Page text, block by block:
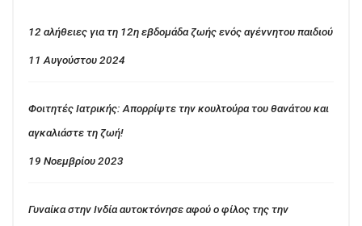
12 αλήθειες για τη 12η εβδομάδα ζωής ενός αγέννητου παιδιού
11 Αυγούστου 2024
Φοιτητές Ιατρικής: Απορρίψτε την κουλτούρα του θανάτου και
αγκαλιάστε τη ζωή!
19 Νοεμβρίου 2023
Γυναίκα στην Ινδία αυτοκτόνησε αφού ο φίλος της την